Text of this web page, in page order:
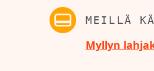
MEILLÄ
Myllyn